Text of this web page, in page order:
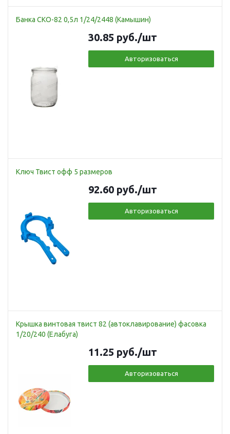
Банка СКО-82 0,5л 1/24/2448 (Камышин)
30.85 руб./шт
Авторизоваться
Ключ Твист офф 5 размеров
92.60 руб./шт
Авторизоваться
Крышка винтовая твист 82 (автоклавирование) фасовка
1/20/240 (Елабуга)
11.25 руб./шт
Авторизоваться